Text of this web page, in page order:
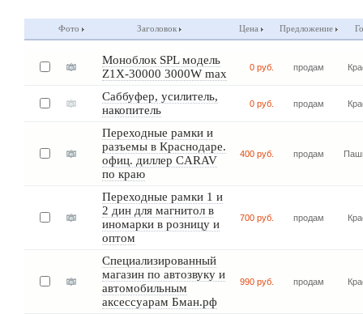
Фото Заголовок Цена Предложение
Моноблок SPL модель
Z1X-30000 3000W max
0 руб. продам
Саббуфер, усилитель,
накопитель
0 руб. продам
Переходные рамки и
разъемы в Краснодаре.
офиц. диллер CARAV
по краю
400 руб. продам
Переходные рамки 1 и
2 дин для магнитол в
иномарки в розницу и
оптом
700 руб. продам
Специализированный
магазин по автозвуку и
автомобильным
аксессуарам Бман.рф
990 руб. продам